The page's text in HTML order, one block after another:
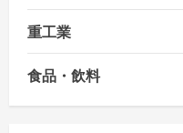
重工業
食品・飲料